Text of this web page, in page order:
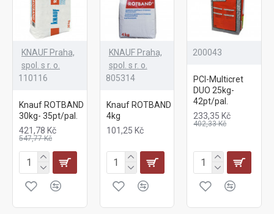
KNAUF Praha,
spol. s r. o.
110116
Knauf ROTBAND
30kg- 35pt/pal.
421,78 Kč
547,77 Kč
KNAUF Praha,
spol. s r. o.
805314
Knauf ROTBAND
4kg
101,25 Kč
200043
PCI-Multicret
DUO 25kg-
42pt/pal.
233,35 Kč
402,33 Kč